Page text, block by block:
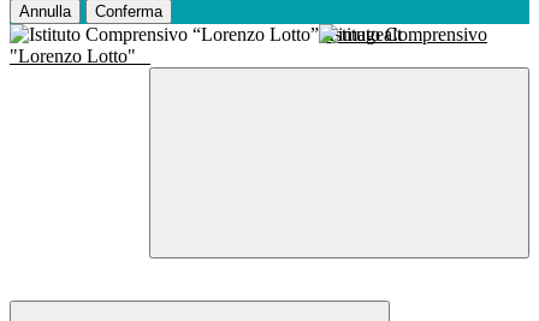
Annulla Conferma
Istituto Comprensivo
"Lorenzo Lotto"